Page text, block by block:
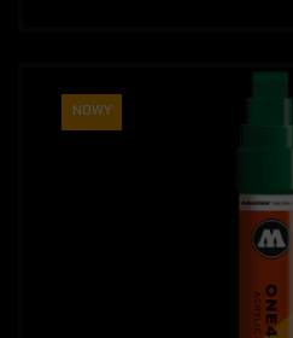
NOWY